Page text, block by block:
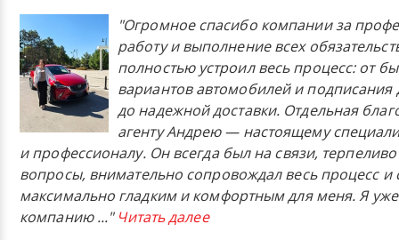
"Огромное спасибо компании за
работу и выполнение всех
полностью устроил весь процесс: от
вариантов автомобилей и подписания
до надежной доставки. Отдельная
агенту Андрею — настоящему
и профессионалу. Он всегда был на связи,
вопросы, внимательно сопровождал весь процесс и
максимально гладким и комфортным для меня. Я
компанию..." Читать далее